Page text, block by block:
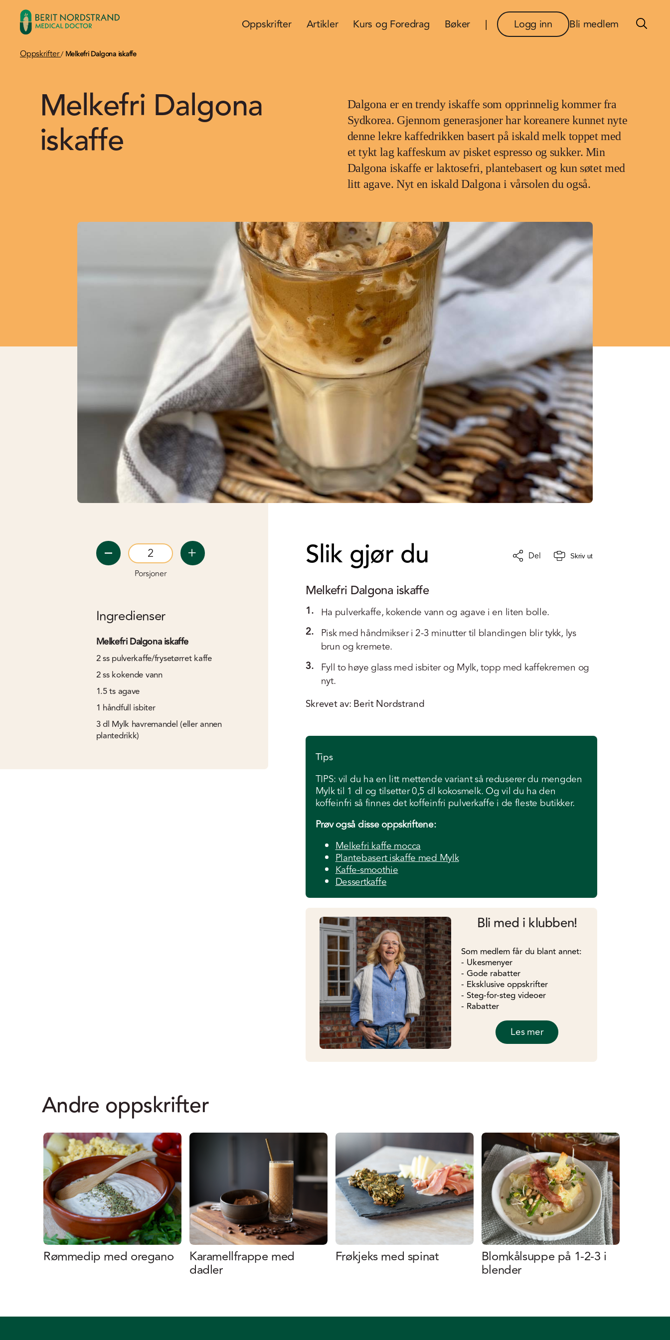
Oppskrifter Artikler Kurs og Foredrag Bøker Logg inn Bli medlem ×
Oppskrifter/ Melkefri Dalgona iskaffe
Melkefri Dalgona
iskaffe
Dalgona er en trendy iskaffe som opprinnelig kommer fra
Sydkorea. Gjennom generasjoner har koreanere kunnet nyte
denne lekre kaffedrikken basert på iskald melk toppet med
et tykt lag kaffeskum av pisket espresso og sukker. Min
Dalgona iskaffe er laktosefri, plantebasert og kun søtet med
litt agave. Nyt en iskald Dalgona i vårsolen du også.
Porsjoner
Ingredienser
Melkefri Dalgona iskaffe
2ss pulverkaffe/frysetørret kaffe
2ss kokende vann
1.5tsagave
1 håndfull isbiter
3dl Mylk havremandel (eller annen
plantedrikk)
Slik gjør du Del Skriv ut
Melkefri Dalgona iskaffe
1. Ha pulverkaffe, kokende vann og agave i en liten bolle.
2. Pisk med håndmikser i 2-3 minutter til blandingen blir tykk, lys
brun og kremete.
3. Fyll to høye glass med isbiter og Mylk, topp med kaffekremen og
nyt.
Skrevet av: Berit Nordstrand
Tips
TIPS: vil du ha en litt mettende variant så reduserer du mengden
Mylk til 1 dl og tilsetter 0,5 dl kokosmelk. Og vil du ha den
koffeinfri så finnes det koffeinfri pulverkaffe i de fleste butikker.
Prøv også disse oppskriftene:
Melkefri kaffe mocca
Plantebasert iskaffe med Mylk
Kaffe-smoothie
Dessertkaffe
Bli med i klubben!
Som medlem får du blant annet:
- Ukesmenyer
- Gode rabatter
- Eksklusive oppskrifter
- Steg-for-steg videoer
- Rabatter
Les mer
Andre oppskrifter
Rømmedip med oregano Karamellfrappe med
dadler
Frøkjeks med spinat Blomkålsuppe på 1-2-3 i
blender